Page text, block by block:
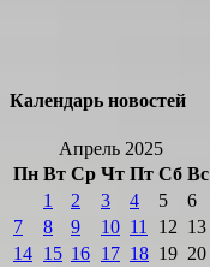
Календарь новостей
Апрель 2025
Пн Вт Ср Чт Пт Сб Вс
1
2 3 4 5
6
7
8 9 10 11 12 13
14 15 16 17 18 19 20